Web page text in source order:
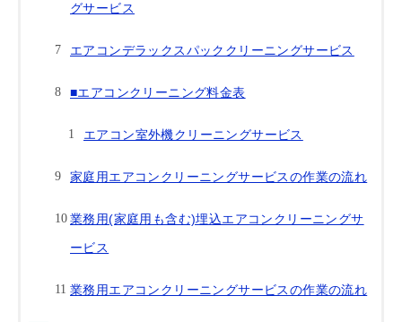
グサービス
エアコンデラックスパッククリーニングサービス
■エアコンクリーニング料金表
エアコン室外機クリーニングサービス
家庭用エアコンクリーニングサービスの作業の流れ
業務用(家庭用も含む)埋込エアコンクリーニングサ
ービス
業務用エアコンクリーニングサービスの作業の流れ